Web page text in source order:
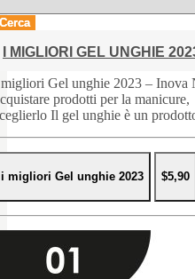
Cerca
I MIGLIORI GEL UNGHIE
Gel unghie 2023 – Inova
prodotti per la
Il gel unghie è un
i migliori Gel unghie 2023 $5,90